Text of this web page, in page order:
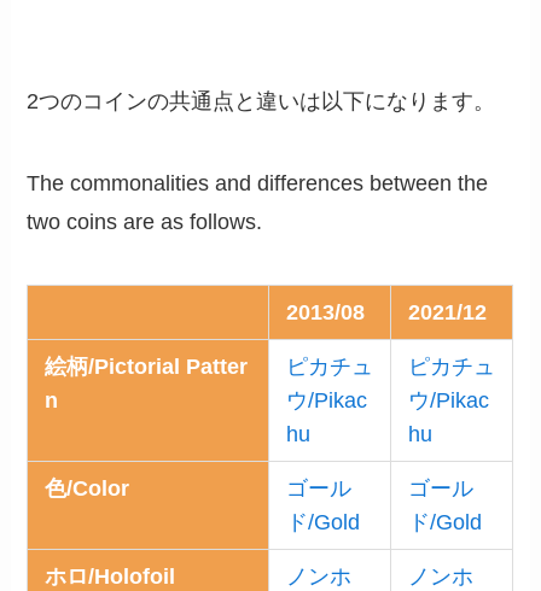
2つのコインの共通点と違いは以下になります。
The commonalities and differences between the
two coins are as follows.
2013/08 2021/12
絵柄/Pictorial Patter
n
ピカチュ
ウ/Pikac
hu
ピカチュ
ウ/Pikac
hu
色/Color
ゴール
ド/Gold
ゴール
ド/Gold
ホロ/Holofoil
ノンホ
ノンホ